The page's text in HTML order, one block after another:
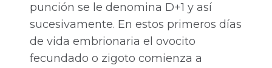
punción se le denomina D+1 y así
sucesivamente. En estos primeros días
de vida embrionaria el ovocito
fecundado o zigoto comienza a